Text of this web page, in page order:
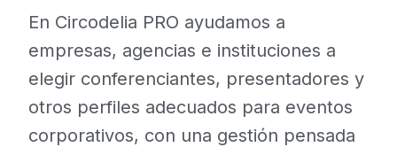
En Circodelia PRO ayudamos a
empresas, agencias e instituciones a
elegir conferenciantes, presentadores y
otros perfiles adecuados para eventos
corporativos, con una gestión pensada